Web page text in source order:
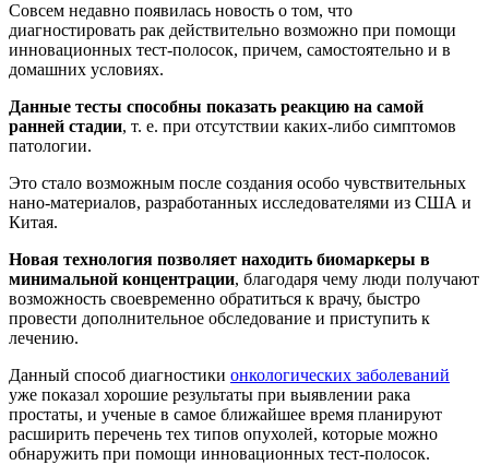
Совсем недавно появилась новость о том, что
диагностировать рак действительно возможно при помощи
инновационных тест-полосок, причем, самостоятельно и в
домашних условиях.
Данные тесты способны показать реакцию на самой
ранней стадии, т. е. при отсутствии каких-либо симптомов
патологии.
Это стало возможным после создания особо чувствительных
нано-материалов, разработанных исследователями из США и
Китая.
Новая технология позволяет находить биомаркеры в
минимальной концентрации, благодаря чему люди получают
возможность своевременно обратиться к врачу, быстро
провести дополнительное обследование и приступить к
лечению.
Данный способ диагностики онкологических заболеваний
уже показал хорошие результаты при выявлении рака
простаты, и ученые в самое ближайшее время планируют
расширить перечень тех типов опухолей, которые можно
обнаружить при помощи инновационных тест-полосок.